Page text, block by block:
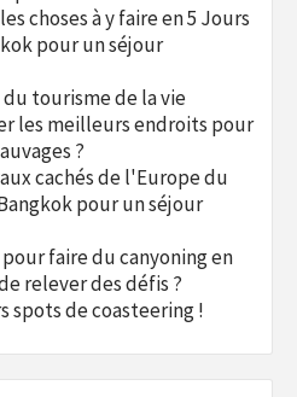
choses à y faire en 5 Jours
pour un séjour
tourisme de la vie
les meilleurs endroits pour
?
cachés de l'Europe du
pour un séjour
faire du canyoning en
relever des défis ?
spots de coasteering !